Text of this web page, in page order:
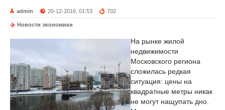
admin 20-12-2016, 01:53 702
Новости экономики
На рынке жилой
недвижимости
Московского региона
сложилась редкая
ситуация: цены на
квадратные метры никак
не могут нащупать дно.